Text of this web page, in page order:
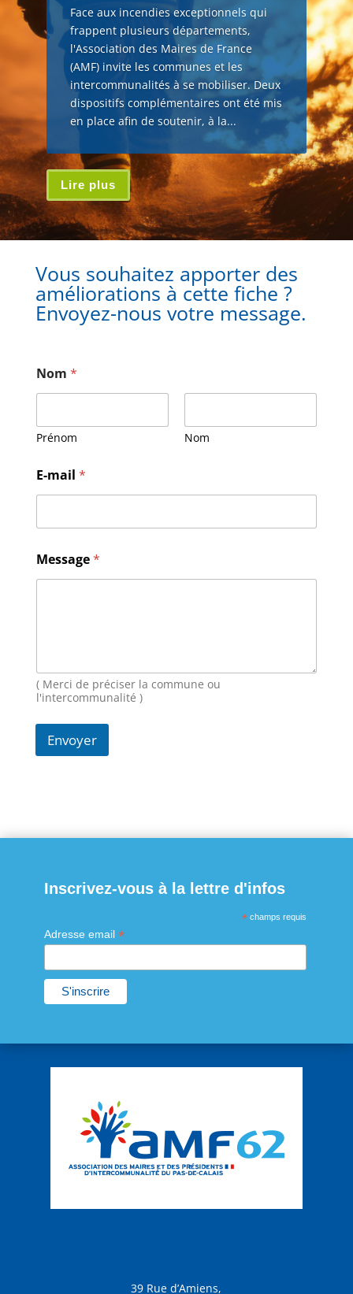
Face aux incendies exceptionnels qui
frappent plusieurs départements,
l'Association des Maires de France
(AMF) invite les communes et les
intercommunalités à se mobiliser. Deux
dispositifs complémentaires ont été mis
en place afin de soutenir, à la...
Lire plus
Vous souhaitez apporter des
améliorations à cette fiche ?
Envoyez-nous votre message.
Nom *
Prénom Nom
o
m
e
s
a
g
i
l
E-mail *
Message*
( Merci de préciser la commune ou
l'intercommunalité )
Envoyer
Inscrivez-vous à la lettre d'infos
* champs requis
Adresse email *
39 Rue d’Amiens,